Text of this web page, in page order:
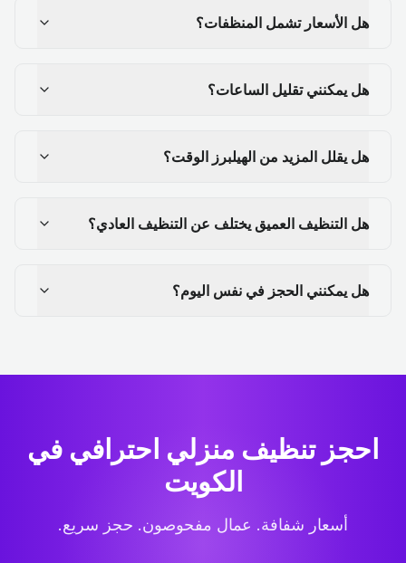
هل الأسعار تشمل المنظفات؟
هل يمكنني تقليل الساعات؟
هل يقلل المزيد من الهيلبرز الوقت؟
هل التنظيف العميق يختلف عن التنظيف العادي؟
هل يمكنني الحجز في نفس اليوم؟
احجز تنظيف منزلي احترافي في
الكويت
أسعار شفافة. عمال مفحوصون. حجز سريع.